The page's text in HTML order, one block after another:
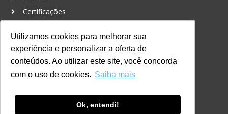
Utilizamos cookies para melhorar sua
experiência e personalizar a oferta de
conteúdos. Ao utilizar este site, você concorda
com o uso de cookies. Saiba mais
Ok, entendi!
Certificações
CONTATO
+55 11 3259-2837
+55 11 98924-8322
contato@lec.com.br
Ferramenta Antifraude